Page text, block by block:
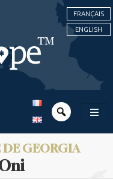
FRANÇAIS
ENGLISH
DE GEORGIA